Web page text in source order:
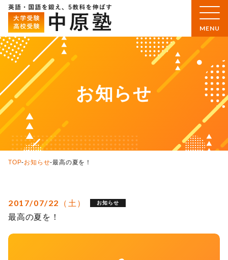
お知らせ
TOP-お知らせ-最高の夏を！
2017/07/22（土） お知らせ
最高の夏を！